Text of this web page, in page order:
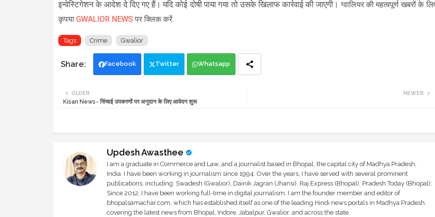
इन्वेस्टिगेशन के आदेश दे दिए गए हैं। यदि कोई दोषी पाया गया तो उसके खिलाफ कार्रवाई की जाएगी। ग्वालियर की महत्वपूर्ण खबरों के
कृपया GWALIOR NEWS पर क्लिक करें.
Tags Crime Gwalior
Facebook Twitter Whatsapp
NEWER
OLDER
Kisan News- सिंचाई उपकरणों पर अनुदान के लिए आवेदन शुरू
Updesh Awasthee
I am a graduate in Commerce and Law, and a journalist based in Bhopal, the capital city of Madhya Pradesh,
India. I have been working in journalism since 1994. Over the years, I have served with several prominent
publications, including: Swadesh (Gwalior), Dainik Jagran (Jhansi), Raj Express (Bhopal), Pradesh Today (Bhopal);
Since 2012, I have been working full-time in digital journalism. I am the founder member and editor of
bhopalsamachar.com, which has established itself as one of the leading Hindi news portals in Madhya Pradesh,
covering the latest news from Bhopal, Indore, Jabalpur, Gwalior, and across the state.